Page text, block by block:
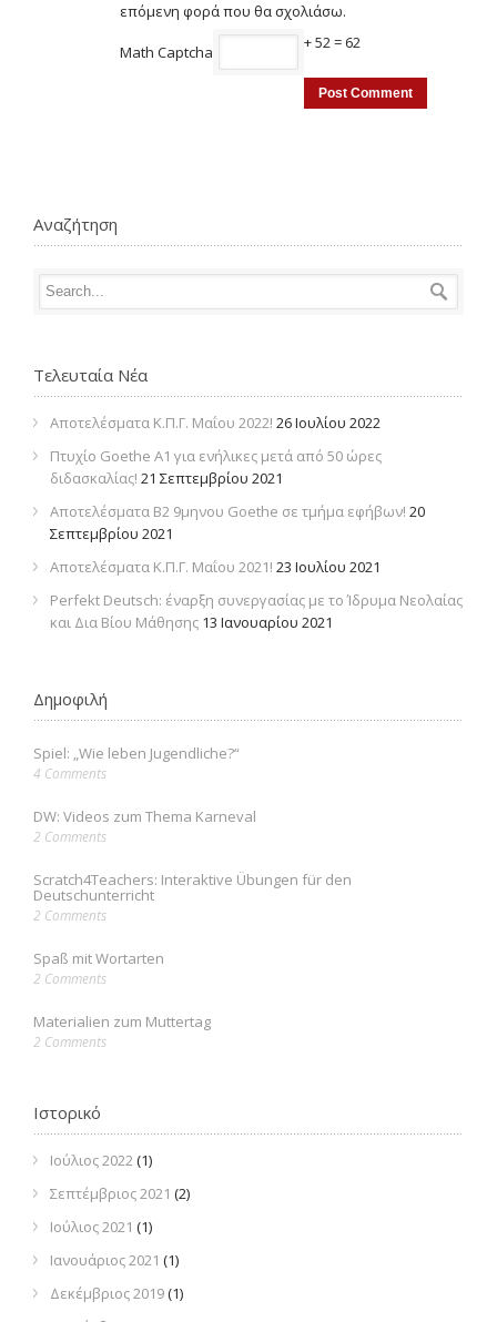
επόμενη φορά που θα σχολιάσω.
Math Captcha + 52 = 62
Αναζήτηση
Τελευταία Νέα
Αποτελέσματα Κ.Π.Γ. Μαΐου 2022! 26 Ιουλίου 2022
Πτυχίο Goethe Α1 για ενήλικες μετά από 50 ώρες
διδασκαλίας! 21 Σεπτεμβρίου 2021
Αποτελέσματα Β2 9μηνου Goethe σε τμήμα εφήβων! 20
Σεπτεμβρίου 2021
Αποτελέσματα Κ.Π.Γ. Μαΐου 2021! 23 Ιουλίου 2021
Perfekt Deutsch: έναρξη συνεργασίας με το Ίδρυμα Νεολαίας
και Δια Βίου Μάθησης 13 Ιανουαρίου 2021
Δημοφιλή
Spiel: „Wie leben Jugendliche?“
4 Comments
DW: Videos zum Thema Karneval
2 Comments
Scratch4Teachers: Interaktive Übungen für den
Deutschunterricht
2 Comments
Spaß mit Wortarten
2 Comments
Materialien zum Muttertag
2 Comments
Ιστορικό
Ιούλιος 2022(1)
Σεπτέμβριος 2021 (2)
Ιούλιος 2021 (1)
Ιανουάριος 2021 (1)
Δεκέμβριος 2019(1)